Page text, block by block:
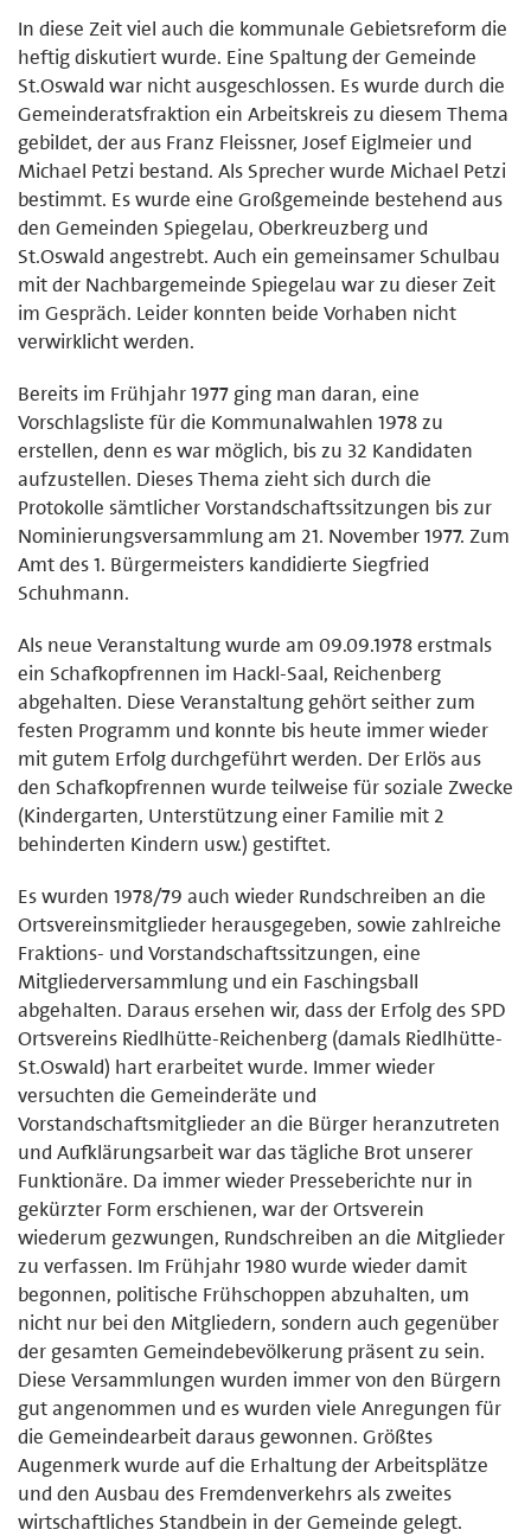
In diese Zeit viel auch die kommunale Gebietsreform die
heftig diskutiert wurde. Eine Spaltung der Gemeinde
St.Oswald war nicht ausgeschlossen. Es wurde durch die
Gemeinderatsfraktion ein Arbeitskreis zu diesem Thema
gebildet, der aus Franz Fleissner, Josef Eiglmeier und
Michael Petzi bestand. Als Sprecher wurde Michael Petzi
bestimmt. Es wurde eine Großgemeinde bestehend aus
den Gemeinden Spiegelau, Oberkreuzberg und
St.Oswald angestrebt. Auch ein gemeinsamer Schulbau
mit der Nachbargemeinde Spiegelau war zu dieser Zeit
im Gespräch. Leider konnten beide Vorhaben nicht
verwirklicht werden.
Bereits im Frühjahr 1977 ging man daran, eine
Vorschlagsliste für die Kommunalwahlen 1978 zu
erstellen, denn es war möglich, bis zu 32 Kandidaten
aufzustellen. Dieses Thema zieht sich durch die
Protokolle sämtlicher Vorstandschaftssitzungen bis zur
Nominierungsversammlung am 21. November 1977. Zum
Amt des 1. Bürgermeisters kandidierte Siegfried
Schuhmann.
Als neue Veranstaltung wurde am 09.09.1978 erstmals
ein Schafkopfrennen im Hackl-Saal, Reichenberg
abgehalten. Diese Veranstaltung gehört seither zum
festen Programm und konnte bis heute immer wieder
mit gutem Erfolg durchgeführt werden. Der Erlös aus
den Schafkopfrennen wurde teilweise für soziale Zwecke
(Kindergarten, Unterstützung einer Familie mit 2
behinderten Kindern usw.) gestiftet.
Es wurden 1978/79 auch wieder Rundschreiben an die
Ortsvereinsmitglieder herausgegeben, sowie zahlreiche
Fraktions- und Vorstandschaftssitzungen, eine
Mitgliederversammlung und ein Faschingsball
abgehalten. Daraus ersehen wir, dass der Erfolg des SPD
Ortsvereins Riedlhütte-Reichenberg (damals Riedlhütte-
St.Oswald) hart erarbeitet wurde. Immer wieder
versuchten die Gemeinderäte und
Vorstandschaftsmitglieder an die Bürger heranzutreten
und Aufklärungsarbeit war das tägliche Brot unserer
Funktionäre. Da immer wieder Presseberichte nur in
gekürzter Form erschienen, war der Ortsverein
wiederum gezwungen, Rundschreiben an die Mitglieder
zu verfassen. Im Frühjahr 1980 wurde wieder damit
begonnen, politische Frühschoppen abzuhalten, um
nicht nur bei den Mitgliedern, sondern auch gegenüber
der gesamten Gemeindebevölkerung präsent zu sein.
Diese Versammlungen wurden immer von den Bürgern
gut angenommen und es wurden viele Anregungen für
die Gemeindearbeit daraus gewonnen. Größtes
Augenmerk wurde auf die Erhaltung der Arbeitsplätze
und den Ausbau des Fremdenverkehrs als zweites
wirtschaftliches Standbein in der Gemeinde gelegt.